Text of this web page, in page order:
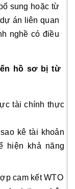
sung hoặc từ
án liên quan
nghề có điều
hồ sơ bị từ
tài chính thực
kê tài khoản
hiện khả năng
cam kết WTO